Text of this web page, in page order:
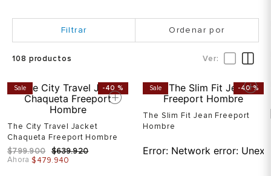
Ordenar por
108 productos
Sale -40 %
The City Travel Jacket
Chaqueta Freeport Hombre
$799.900 $639.920
Ahora $479.940
Sale -40 %
The Slim Fit Jean Freeport
Hombre
Error: Network error:
tommy hilfiger
mujer